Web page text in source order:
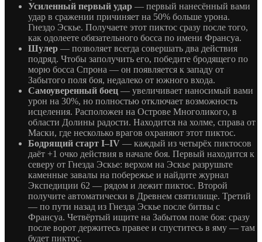
Усиленный первый удар — первый нанесённый вами
удар в сражении причиняет на 50% больше урона.
Гнездо Эскье. Получаете этот пиктос сразу после того,
как одолеете обязательного босса по имени Франсуа.
Шулер — позволяет всегда совершать два действия
подряд. Чтобы заполучить его, победите бродящего по
морю босса Спрона — он появляется к западу от
Забытого поля боя, недалеко от южного входа.
Самоуверенный боец — увеличивает наносимый вами
урон на 30%, но полностью отключает возможность
исцеления. Расположен на Острове Многоликого, в
области Долины радости. Находится на холме, справа от
Маски, где несколько врагов охраняют этот пиктос.
Бодрящий старт I–IV — каждый из четырёх пиктосов
даёт +1 очко действия в начале боя. Первый находится к
северу от Гнезда Эскье: верхом на Эскье разрушьте
каменные завалы на побережье и найдите журнал
Экспедиции 62 — рядом и лежит пиктос. Второй
получите автоматически в Древнем святилище. Третий
— по пути назад из Гнезда Эскье после битвы с
Франсуа. Четвёртый ищите на Забытом поле боя: сразу
после ворот держитесь правее и спуститесь в яму — там
будет пиктос.